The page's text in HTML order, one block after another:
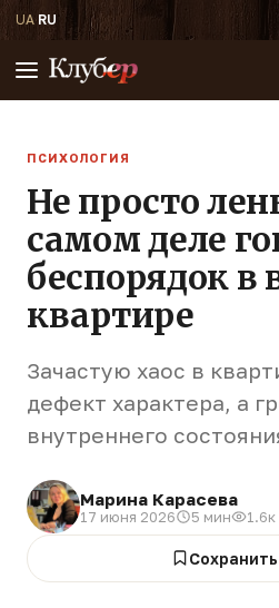
UA·RU
ПСИХОЛОГИЯ
Не просто
самом деле
беспорядок в
квартире
Зачастую хаос в
дефект характера, а
внутреннего
Марина Карасева
17 июня 2026 5 мин 1.6к
Сохранить